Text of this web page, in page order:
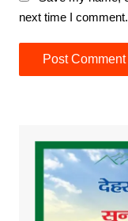
next time I comment.